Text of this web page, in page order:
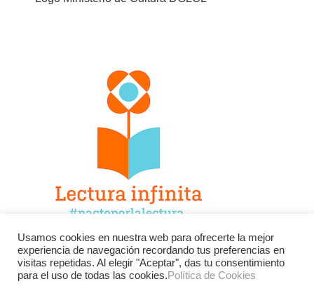
Facebook Twitter
Instagram
YouTube
LinkedIn Contacto
Usamos cookies en nuestra web para ofrecerte la mejor
experiencia de navegación recordando tus preferencias en
visitas repetidas. Al elegir "Aceptar", das tu consentimiento
para el uso de todas las cookies.Política de Cookies